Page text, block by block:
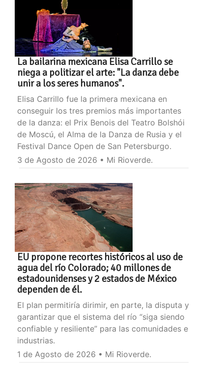
La bailarina mexicana Elisa Carrillo se
niega a politizar el arte: "La danza debe
unir a los seres humanos".
Elisa Carrillo fue la primera mexicana en
conseguir los tres premios más importantes
de la danza: el Prix Benois del Teatro Bolshói
de Moscú, el Alma de la Danza de Rusia y el
Festival Dance Open de San Petersburgo.
3 de Agosto de 2026 • Mi Rioverde.
EU propone recortes históricos al uso de
agua del río Colorado; 40 millones de
estadounidenses y 2 estados de México
dependen de él.
El plan permitiría dirimir, en parte, la disputa y
garantizar que el sistema del río “siga siendo
confiable y resiliente” para las comunidades e
industrias.
1 de Agosto de 2026 • Mi Rioverde.